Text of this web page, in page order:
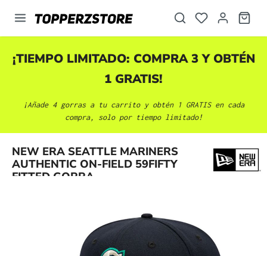
principal
¡TIEMPO LIMITADO: COMPRA 3 Y OBTÉN
1 GRATIS!
¡Añade 4 gorras a tu carrito y obtén 1 GRATIS en cada
compra, solo por tiempo limitado!
NEW ERA SEATTLE MARINERS
AUTHENTIC ON-FIELD 59FIFTY
FITTED GORRA
Omitir galería de imágenes